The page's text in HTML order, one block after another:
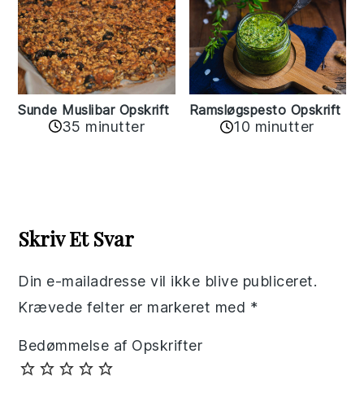
Sunde Muslibar Opskrift
35 minutter
Ramsløgspesto Opskrift
10 minutter
Interactions
Skriv Et Svar
Din e-mailadresse vil ikke blive publiceret.
Krævede felter er markeret med *
Bedømmelse af Opskrifter